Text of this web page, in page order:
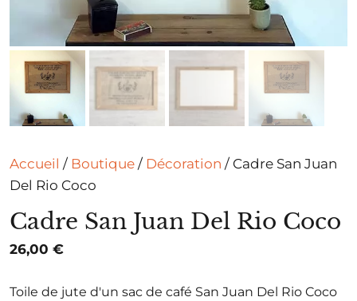
Accueil / Boutique / Décoration / Cadre San Juan
Del Rio Coco
Cadre San Juan Del Rio Coco
26,00 €
Toile de jute d'un sac de café San Juan Del Rio Coco